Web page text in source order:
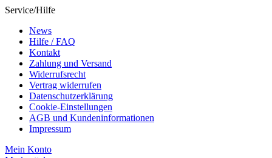
Service/Hilfe
News
Hilfe / FAQ
Kontakt
Zahlung und Versand
Widerrufsrecht
Vertrag widerrufen
Datenschutzerklärung
Cookie-Einstellungen
AGB und Kundeninformationen
Impressum
Mein Konto